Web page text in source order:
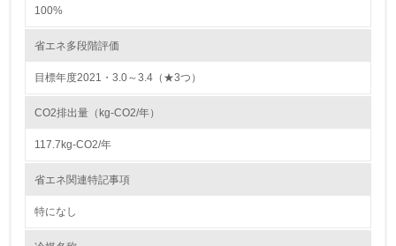
従業員が環境方針に基づいて自分の業務の中で行うべき環
→ 導入している規格名 ISO14001
第三者認証を取得している
2.環境への取り組み
100%
省エネ多段階評価
目標年度2021・3.0～3.4（★3つ）
CO2排出量（kg-CO2/年）
117.7kg-CO2/年
省エネ関連特記事項
特になし